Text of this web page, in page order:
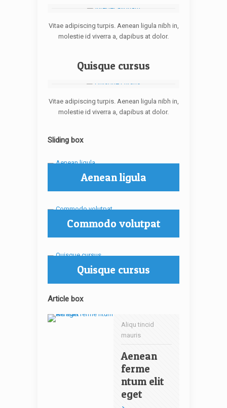
Vitae adipiscing turpis. Aenean ligula nibh in,
molestie id viverra a, dapibus at dolor.
Quisque cursus
Vitae adipiscing turpis. Aenean ligula nibh in,
molestie id viverra a, dapibus at dolor.
Sliding box
Aenean ligula
Commodo volutpat
Quisque cursus
Article box
Aliqu tincid
mauris
Aenean
ferme
ntum elit
eget